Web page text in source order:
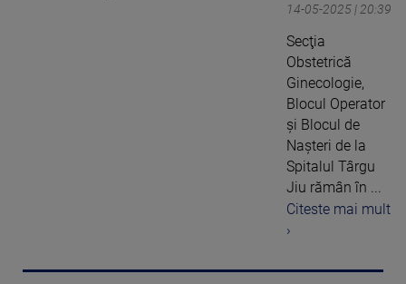
14-05-2025 | 20:39
Secţia
Obstetrică
Ginecologie,
Blocul Operator
şi Blocul de
Naşteri de la
Spitalul Târgu
Jiu rămân în ...
Citeste mai mult
›